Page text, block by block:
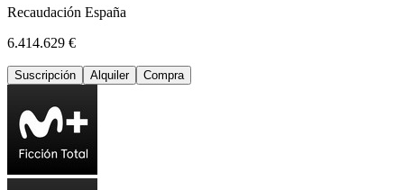
Recaudación España
6.414.629 €
Suscripción Alquiler Compra